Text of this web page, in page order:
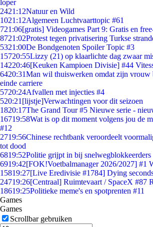
loper
2421:12Natuur en Wild
1021:12Algemeen Luchtvaarttopic #61
721:06[gratis] Videogames Part 9: Gratis en
8721:02Protest tegen privatisering Turkse
5321:00De Bondgenoten Spoiler Topic #3
15720:55Lizzy (21) op klaarlichte dag zwaar
14220:46[Keuken Kampioen Divisie] #44
6420:31Man wil thuiswerken omdat zijn vrouw
einde carriere
5720:24Afvallen met injecties #4
520:21 [lijstje]Verwachtingen voor dit seizoen
1820:17The Grand Tour #5 Nieuwe serie -
16719:58Wat is op dit moment volgens jou de
#12
2719:56Chinese rechtbank veroordeelt
tot dood
6819:52Politie grijpt in bij snelwegblokkeerders
6919:42[FOK!Voetbalmanager 2026/2027] #1
15819:27[Live Eredivisie #1784] Dying
24719:26[Centraal] Ruimtevaart / SpaceX #87
18619:25Politieke meme's en spotprenten #11
Games
Games
Scrollbar gebruiken